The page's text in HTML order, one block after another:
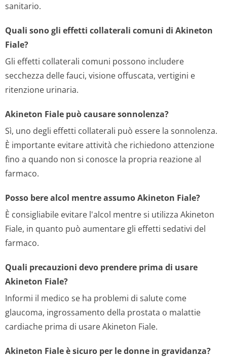
sanitario.
Quali sono gli effetti collaterali comuni di Akineton
Fiale?
Gli effetti collaterali comuni possono includere
secchezza delle fauci, visione offuscata, vertigini e
ritenzione urinaria.
Akineton Fiale può causare sonnolenza?
Sì, uno degli effetti collaterali può essere la sonnolenza.
È importante evitare attività che richiedono attenzione
fino a quando non si conosce la propria reazione al
farmaco.
Posso bere alcol mentre assumo Akineton Fiale?
È consigliabile evitare l'alcol mentre si utilizza Akineton
Fiale, in quanto può aumentare gli effetti sedativi del
farmaco.
Quali precauzioni devo prendere prima di usare
Akineton Fiale?
Informi il medico se ha problemi di salute come
glaucoma, ingrossamento della prostata o malattie
cardiache prima di usare Akineton Fiale.
Akineton Fiale è sicuro per le donne in gravidanza?